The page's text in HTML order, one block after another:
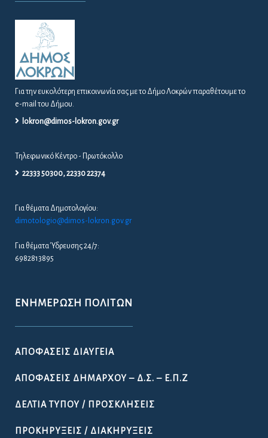
Για την ευκολότερη επικοινωνία σας με το Δήμο Λοκρών παραθέτουμε το
e-mail του Δήμου.
lokron@dimos-lokron.gov.gr
Τηλεφωνικό Κέντρο - Πρωτόκολλο
22333 50300, 22330 22374
Για θέματα Δημοτολογίου:
dimotologio@dimos-lokron.gov.gr
Για θέματα Ύδρευσης 24/7:
6982813895
ΕΝΗΜΈΡΩΣΗ ΠΟΛΙΤΏΝ
ΑΠΟΦΆΣΕΙΣ ΔΙΑΎΓΕΙΑ
ΑΠΟΦΆΣΕΙΣ ΔΗΜΆΡΧΟΥ – Δ.Σ. – Ε.Π.Ζ
ΔΕΛΤΊΑ ΤΎΠΟΥ / ΠΡΟΣΚΛΉΣΕΙΣ
ΠΡΟΚΗΡΎΞΕΙΣ / ΔΙΑΚΗΡΎΞΕΙΣ